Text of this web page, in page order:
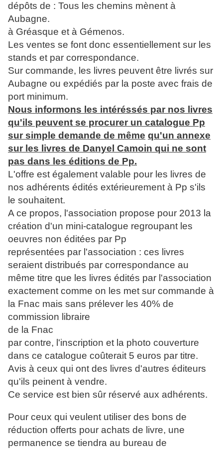
dépôts de : Tous les chemins mènent à
Aubagne.
à Gréasque et à Gémenos.
Les ventes se font donc essentiellement sur les
stands et par correspondance.
Sur commande, les livres peuvent être livrés sur
Aubagne ou expédiés par la poste avec frais de
port minimum.
Nous informons les intéréssés par nos livres
qu'ils peuvent se procurer un catalogue Pp
sur simple demande de même qu'un annexe
sur les livres de Danyel Camoin qui ne sont
pas dans les éditions de Pp.
L'offre est également valable pour les livres de
nos adhérents édités extérieurement à Pp s'ils
le souhaitent.
A ce propos, l'association propose pour 2013 la
création d'un mini-catalogue regroupant les
oeuvres non éditées par Pp
représentées par l'association : ces livres
seraient distribués par correspondance au
même titre que les livres édités par l'association
exactement comme on les met sur commande à
la Fnac mais sans prélever les 40% de
commission libraire
de la Fnac
par contre, l'inscription et la photo couverture
dans ce catalogue coûterait 5 euros par titre.
Avis à ceux qui ont des livres d'autres éditeurs
qu'ils peinent à vendre.
Ce service est bien sûr réservé aux adhérents.
Pour ceux qui veulent utiliser des bons de
réduction offerts pour achats de livre, une
permanence se tiendra au bureau de